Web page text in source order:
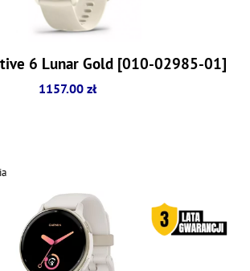
6 Lunar Gold [010-02985-01]
1157.00 zł